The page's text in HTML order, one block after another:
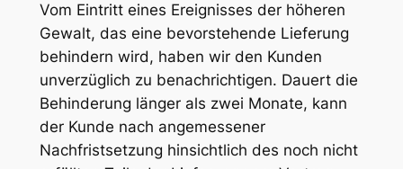
Vom Eintritt eines Ereignisses der höheren
Gewalt, das eine bevorstehende Lieferung
behindern wird, haben wir den Kunden
unverzüglich zu benachrichtigen. Dauert die
Behinderung länger als zwei Monate, kann
der Kunde nach angemessener
Nachfristsetzung hinsichtlich des noch nicht